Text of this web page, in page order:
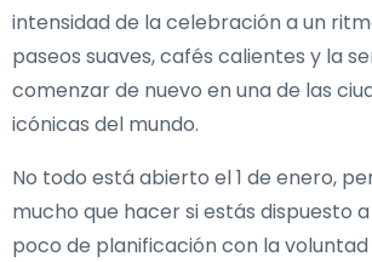
intensidad de la celebración a un
paseos suaves, cafés calientes y la
comenzar de nuevo en una de las
icónicas del mundo.
No todo está abierto el 1 de enero,
mucho que hacer si estás dispuesto
poco de planificación con la